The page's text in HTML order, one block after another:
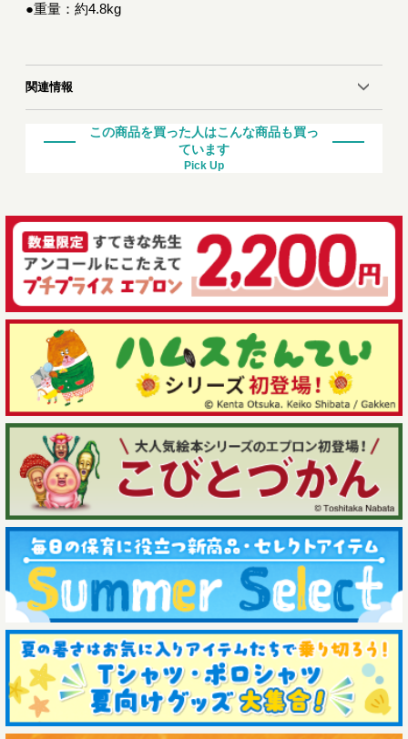
●重量：約4.8kg
関連情報
この商品を買った人はこんな商品も買っ
ています
Pick Up